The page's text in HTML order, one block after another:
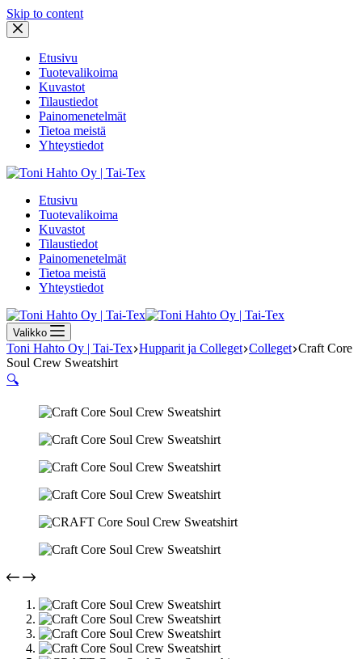
Skip to content
Etusivu
Tuotevalikoima
Kuvastot
Tilaustiedot
Painomenetelmät
Tietoa meistä
Yhteystiedot
Etusivu
Tuotevalikoima
Kuvastot
Tilaustiedot
Painomenetelmät
Tietoa meistä
Yhteystiedot
Valikko
Toni Hahto Oy | Tai-Tex Hupparit ja Colleget Colleget Craft Core
Soul Crew Sweatshirt
🔍